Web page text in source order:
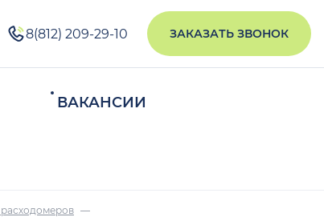
8(812) 209-29-10 ЗАКАЗАТЬ ЗВОНОК
ВАКАНСИИ